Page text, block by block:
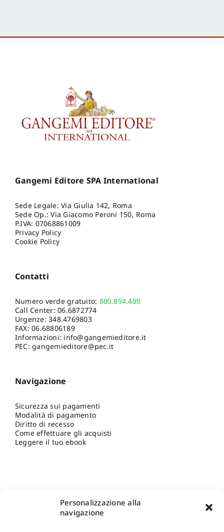
Personalizzazione alla
navigazione
Gangemi Editore SPA International
Sede Legale: Via Giulia 142, Roma
Sede Op.: Via Giacomo Peroni 150, Roma
P.IVA: 07068861009
Privacy Policy
Cookie Policy
Contatti
Numero verde gratuito: 800.894.409
Call Center:06.6872774
Urgenze:348.4769803
FAX: 06.68806189
Informazioni: info@gangemieditore.it
PEC: gangemieditore@pec.it
Navigazione
Sicurezza sui pagamenti
Modalità di pagamento
Diritto di recesso
Come effettuare gli acquisti
Leggere il tuo ebook